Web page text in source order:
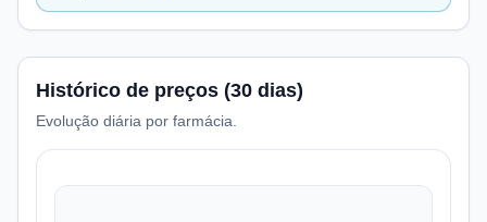
Histórico de preços (30 dias)
Evolução diária por farmácia.